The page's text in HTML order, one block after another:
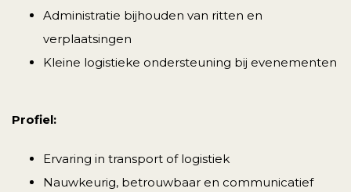
Administratie bijhouden van ritten en
verplaatsingen
Kleine logistieke ondersteuning bij evenementen
Profiel:
Ervaring in transport of logistiek
Nauwkeurig, betrouwbaar en communicatief